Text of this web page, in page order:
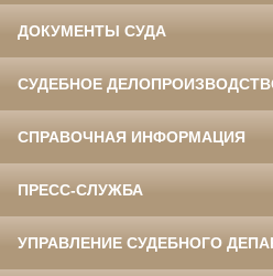
ДОКУМЕНТЫ СУДА
СУДЕБНОЕ
СПРАВОЧНАЯ ИНФОРМАЦИЯ
ПРЕСС-СЛУЖБА
УПРАВЛЕНИЕ СУДЕБНОГО